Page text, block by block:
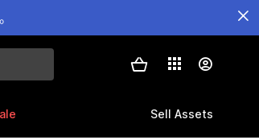
Sell Assets